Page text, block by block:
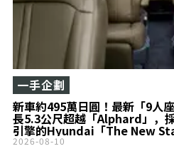
新車約495萬日圓！最新「9人
長5.3公尺超越「Alphard」，
引擎的Hyundai「The New
竟如何？
一手企劃
2026-08-10